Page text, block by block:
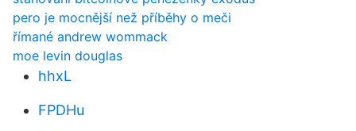
pero je mocnější než příběhy o meči
římané andrew wommack
moe levin douglas
hhxL
FPDHu